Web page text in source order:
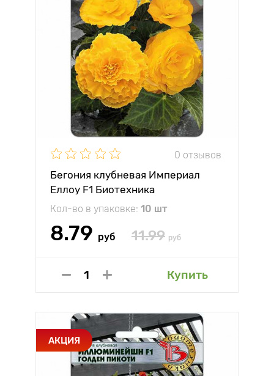
0 отзывов
Бегония клубневая Империал
Еллоу F1 Биотехника
Кол-во в упаковке: 10 шт
8.79 руб 11.99 руб
Купить
АКЦИЯ